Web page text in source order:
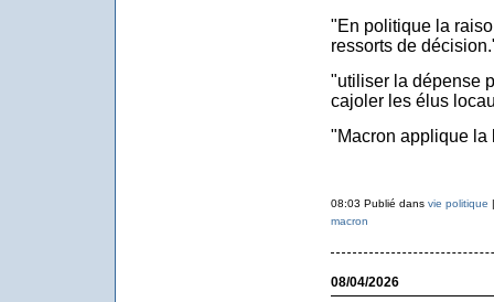
"En politique la
ressorts de
"utiliser la dépense
cajoler les élus
"Macron applique la
08:03 Publié dans vie politique
macron
08/04/2026